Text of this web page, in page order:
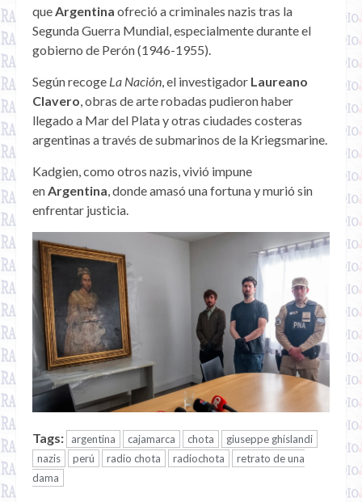
queArgentina ofreció a criminales nazis tras la
Segunda Guerra Mundial, especialmente durante el
gobierno de Perón (1946-1955).
Según recoge La Nación, el investigador Laureano
Clavero, obras de arte robadas pudieron haber
llegado a Mar del Plata y otras ciudades costeras
argentinas a través de submarinos de la Kriegsmarine.
Kadgien, como otros nazis, vivió impune
enArgentina, donde amasó una fortuna y murió sin
enfrentar justicia.
Tags: argentina cajamarca chota
giuseppe ghislandi
nazis
perú radio chota radiochota
retrato de una
dama